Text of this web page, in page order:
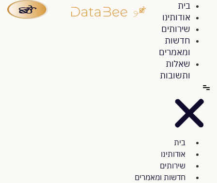
בית
אודותינו
שירותים
חדשות
ומאמרים
שאלות
ותשובות
בית
אודותינו
שירותים
חדשות ומאמרים